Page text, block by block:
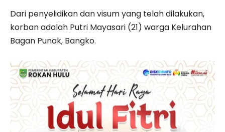
Dari penyelidikan dan visum yang telah dilakukan,
korban adalah Putri Mayasari (21) warga Kelurahan
Bagan Punak, Bangko.